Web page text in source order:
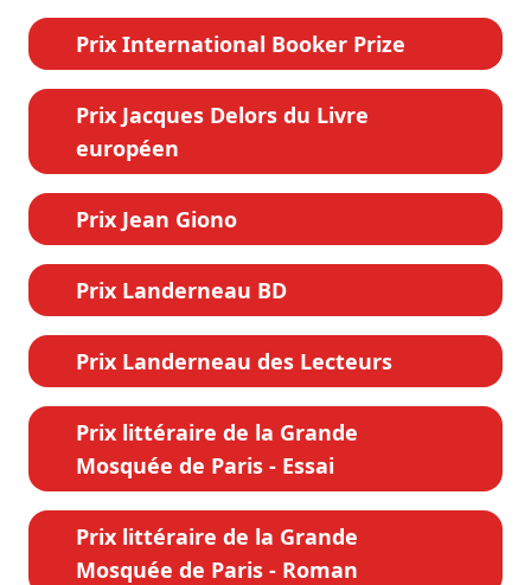
Prix International Booker Prize
Prix Jacques Delors du Livre
européen
Prix Jean Giono
Prix Landerneau BD
Prix Landerneau des Lecteurs
Prix littéraire de la Grande
Mosquée de Paris - Essai
Prix littéraire de la Grande
Mosquée de Paris - Roman